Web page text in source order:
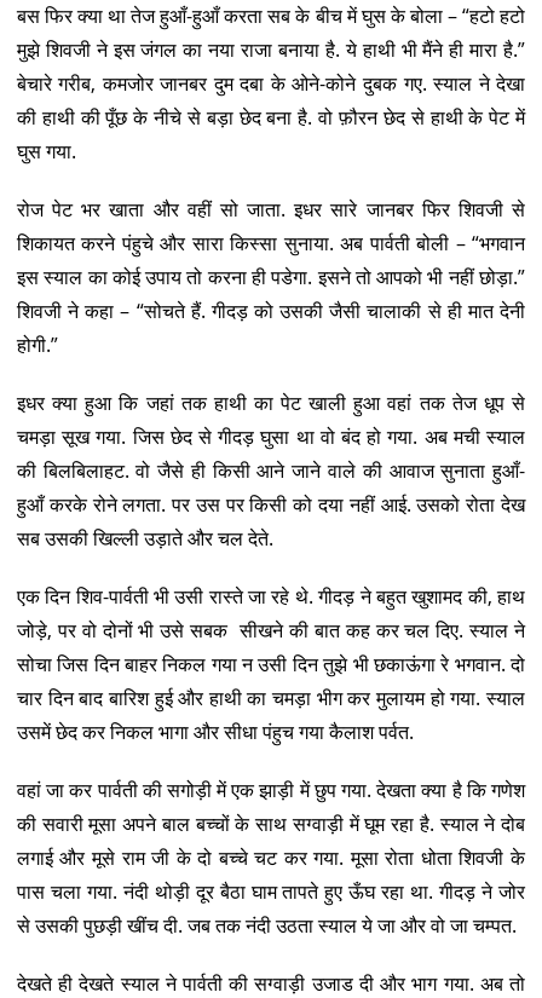
बस फिर क्या था तेज हुआँ-हुआँ करता सब के बीच में घुस के बोला – “हटो हटो
मुझे शिवजी ने इस जंगल का नया राजा बनाया है. ये हाथी भी मैंने ही मारा है.”
बेचारे गरीब, कमजोर जानबर दुम दबा के ओने-कोने दुबक गए. स्याल ने देखा
की हाथी की पूँछ के नीचे से बड़ा छेद बना है. वो फ़ौरन छेद से हाथी के पेट में
घुस गया.
रोज पेट भर खाता और वहीं सो जाता. इधर सारे जानबर फिर शिवजी से
शिकायत करने पंहुचे और सारा किस्सा सुनाया. अब पार्वती बोली – “भगवान
इस स्याल का कोई उपाय तो करना ही पडेगा. इसने तो आपको भी नहीं छोड़ा.”
शिवजी ने कहा – “सोचते हैं. गीदड़ को उसकी जैसी चालाकी से ही मात देनी
होगी.”
इधर क्या हुआ कि जहां तक हाथी का पेट खाली हुआ वहां तक तेज धूप से
चमड़ा सूख गया. जिस छेद से गीदड़ घुसा था वो बंद हो गया. अब मची स्याल
की बिलबिलाहट. वो जैसे ही किसी आने जाने वाले की आवाज सुनाता हुआँ-
हुआँ करके रोने लगता. पर उस पर किसी को दया नहीं आई. उसको रोता देख
सब उसकी खिल्ली उड़ाते और चल देते.
एक दिन शिव-पार्वती भी उसी रास्ते जा रहे थे. गीदड़ ने बहुत खुशामद की, हाथ
जोड़े, पर वो दोनों भी उसे सबक सीखने की बात कह कर चल दिए. स्याल ने
सोचा जिस दिन बाहर निकल गया न उसी दिन तुझे भी छकाऊंगा रे भगवान. दो
चार दिन बाद बारिश हुई और हाथी का चमड़ा भीग कर मुलायम हो गया. स्याल
उसमें छेद कर निकल भागा और सीधा पंहुच गया कैलाश पर्वत.
वहां जा कर पार्वती की सगोड़ी में एक झाड़ी में छुप गया. देखता क्या है कि गणेश
की सवारी मूसा अपने बाल बच्चों के साथ सग्वाड़ी में घूम रहा है. स्याल ने दोब
लगाई और मूसे राम जी के दो बच्चे चट कर गया. मूसा रोता धोता शिवजी के
पास चला गया. नंदी थोड़ी दूर बैठा घाम तापते हुए ऊँघ रहा था. गीदड़ ने जोर
से उसकी पुछड़ी खींच दी. जब तक नंदी उठता स्याल ये जा और वो जा चम्पत.
देखते ही देखते स्याल ने पार्वती की सग्वाड़ी उजाड दी और भाग गया. अब तो